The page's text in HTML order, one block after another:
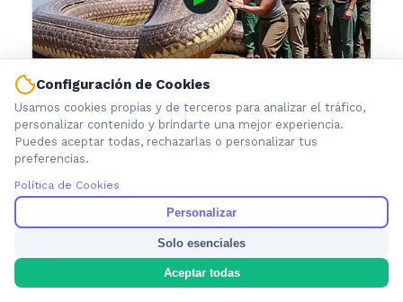
Configuración de Cookies
Usamos cookies propias y de terceros para analizar el tráfico,
personalizar contenido y brindarte una mejor experiencia.
Puedes aceptar todas, rechazarlas o personalizar tus
preferencias.
Política de Cookies
Personalizar
Solo esenciales
Aceptar todas